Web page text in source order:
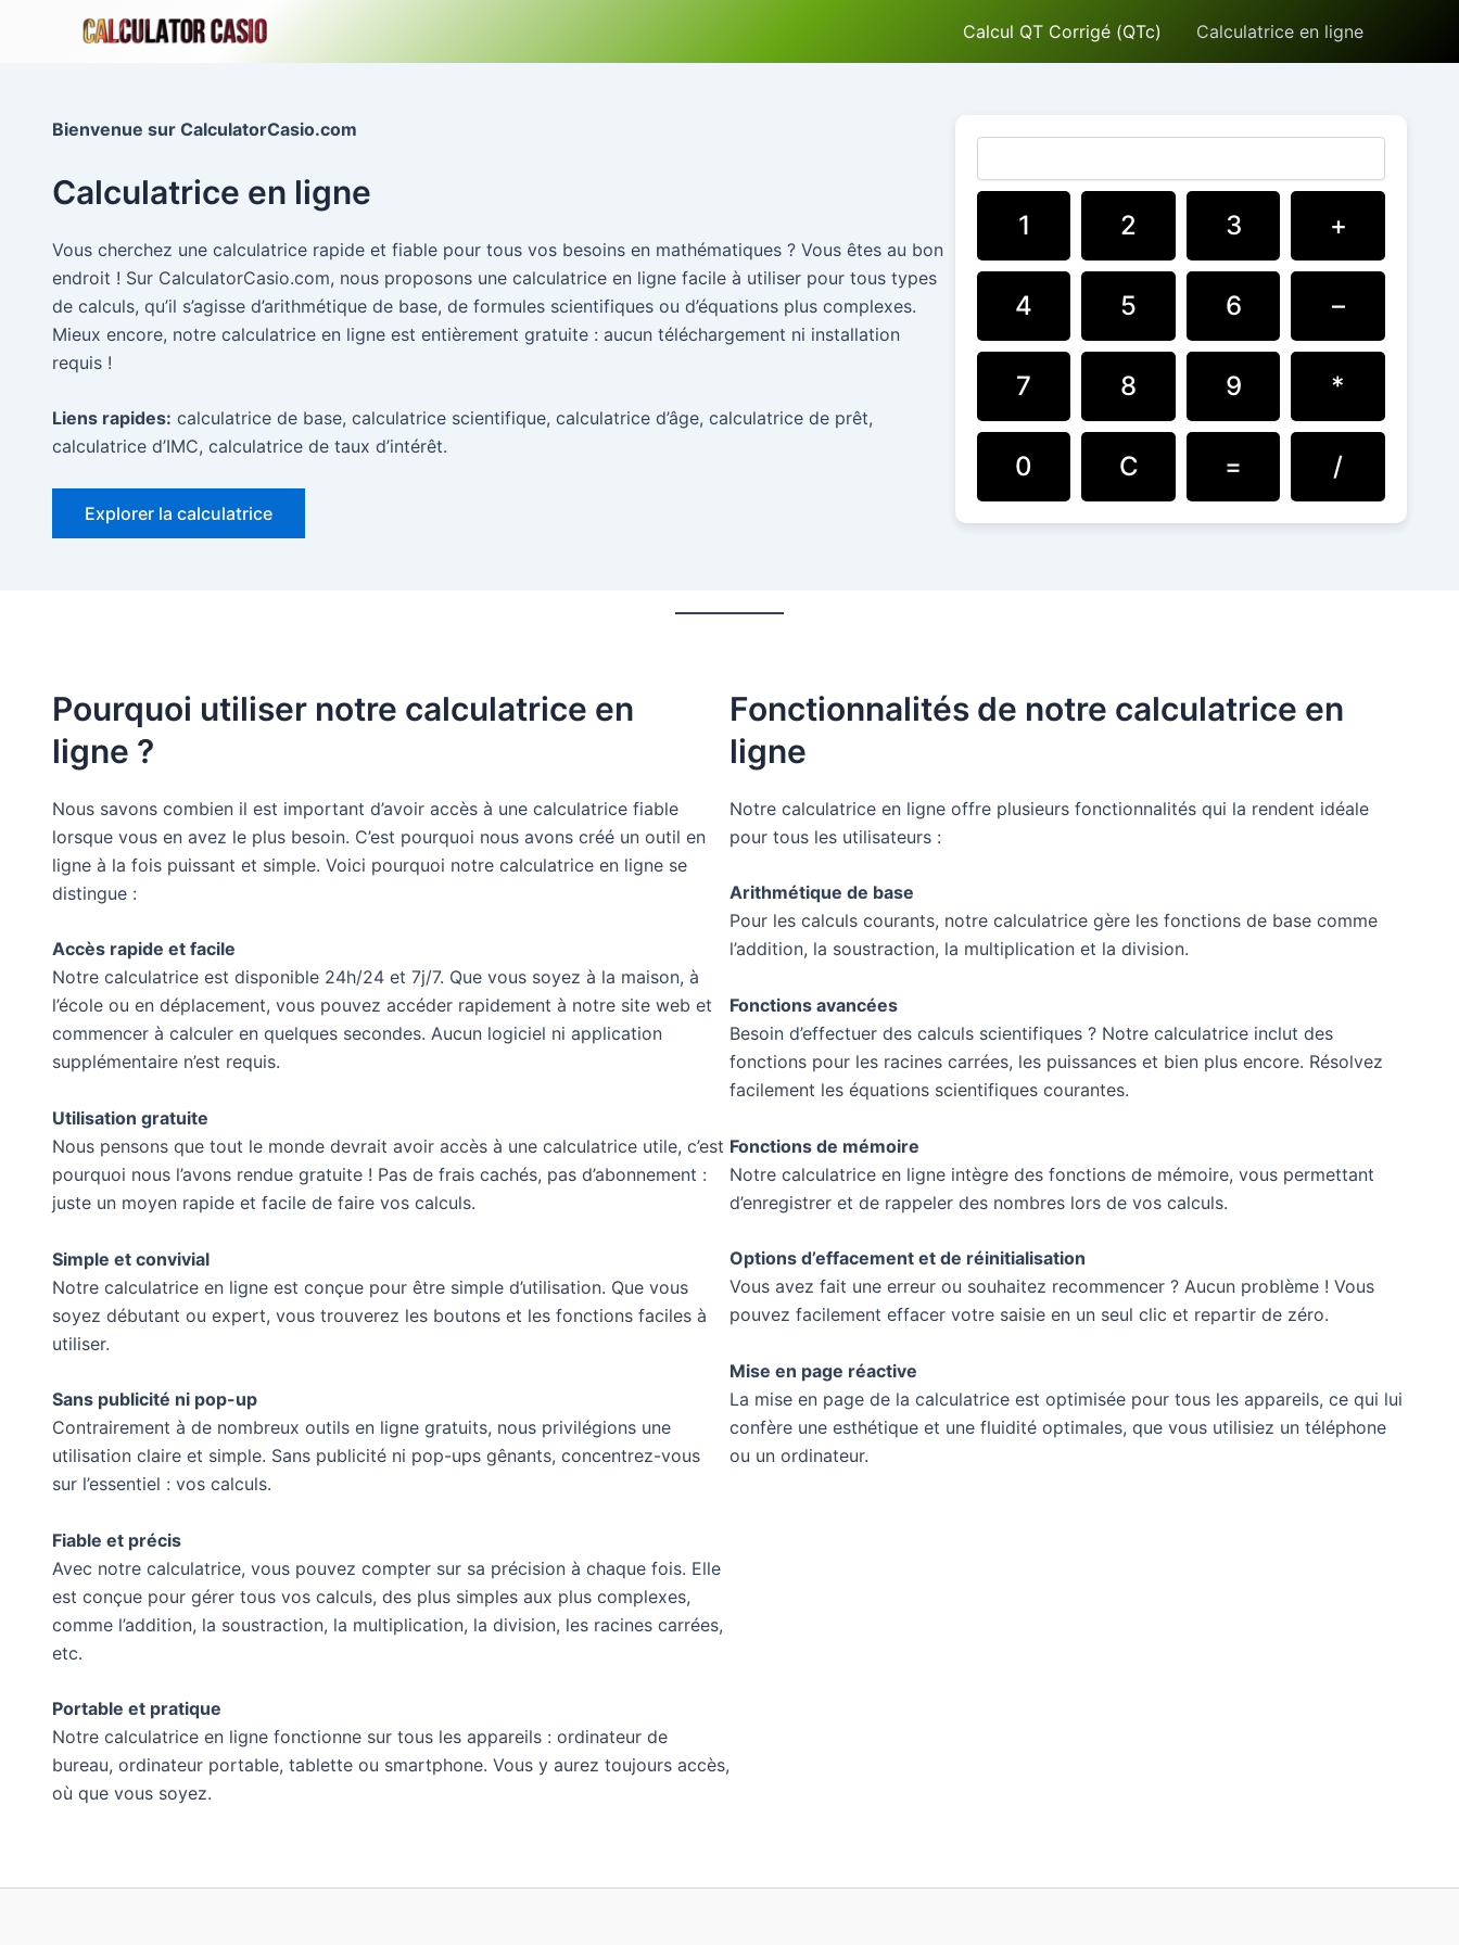
Calcul QT Corrigé (QTc) Calculatrice en ligne
Bienvenue sur CalculatorCasio.com
Calculatrice en ligne
Vous cherchez une calculatrice rapide et fiable pour tous vos besoins en mathématiques ? Vous êtes au bon
endroit ! Sur CalculatorCasio.com, nous proposons une calculatrice en ligne facile à utiliser pour tous types
de calculs, qu’il s’agisse d’arithmétique de base, de formules scientifiques ou d’équations plus complexes.
Mieux encore, notre calculatrice en ligne est entièrement gratuite : aucun téléchargement ni installation
requis !
Liens rapides: calculatrice de base, calculatrice scientifique, calculatrice d’âge, calculatrice de prêt,
calculatrice d’IMC, calculatrice de taux d’intérêt.
Explorer la calculatrice
1 2 3 +
4 5 6 –
7 8 9 *
0 C = /
Pourquoi utiliser notre calculatrice en
ligne ?
Nous savons combien il est important d’avoir accès à une calculatrice fiable
lorsque vous en avez le plus besoin. C’est pourquoi nous avons créé un outil en
ligne à la fois puissant et simple. Voici pourquoi notre calculatrice en ligne se
distingue :
Accès rapide et facile
Notre calculatrice est disponible 24h/24 et 7j/7. Que vous soyez à la maison, à
l’école ou en déplacement, vous pouvez accéder rapidement à notre site web et
commencer à calculer en quelques secondes. Aucun logiciel ni application
supplémentaire n’est requis.
Utilisation gratuite
Nous pensons que tout le monde devrait avoir accès à une calculatrice utile, c’est
pourquoi nous l’avons rendue gratuite ! Pas de frais cachés, pas d’abonnement :
juste un moyen rapide et facile de faire vos calculs.
Simple et convivial
Notre calculatrice en ligne est conçue pour être simple d’utilisation. Que vous
soyez débutant ou expert, vous trouverez les boutons et les fonctions faciles à
utiliser.
Sans publicité ni pop-up
Contrairement à de nombreux outils en ligne gratuits, nous privilégions une
utilisation claire et simple. Sans publicité ni pop-ups gênants, concentrez-vous
sur l’essentiel : vos calculs.
Fiable et précis
Avec notre calculatrice, vous pouvez compter sur sa précision à chaque fois. Elle
est conçue pour gérer tous vos calculs, des plus simples aux plus complexes,
comme l’addition, la soustraction, la multiplication, la division, les racines carrées,
etc.
Portable et pratique
Notre calculatrice en ligne fonctionne sur tous les appareils : ordinateur de
bureau, ordinateur portable, tablette ou smartphone. Vous y aurez toujours accès,
où que vous soyez.
Fonctionnalités de notre calculatrice en
ligne
Notre calculatrice en ligne offre plusieurs fonctionnalités qui la rendent idéale
pour tous les utilisateurs :
Arithmétique de base
Pour les calculs courants, notre calculatrice gère les fonctions de base comme
l’addition, la soustraction, la multiplication et la division.
Fonctions avancées
Besoin d’effectuer des calculs scientifiques ? Notre calculatrice inclut des
fonctions pour les racines carrées, les puissances et bien plus encore. Résolvez
facilement les équations scientifiques courantes.
Fonctions de mémoire
Notre calculatrice en ligne intègre des fonctions de mémoire, vous permettant
d’enregistrer et de rappeler des nombres lors de vos calculs.
Options d’effacement et de réinitialisation
Vous avez fait une erreur ou souhaitez recommencer ? Aucun problème ! Vous
pouvez facilement effacer votre saisie en un seul clic et repartir de zéro.
Mise en page réactive
La mise en page de la calculatrice est optimisée pour tous les appareils, ce qui lui
confère une esthétique et une fluidité optimales, que vous utilisiez un téléphone
ou un ordinateur.